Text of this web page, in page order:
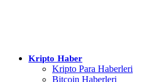
Kripto Haber
Kripto Para Haberleri
Bitcoin Haberleri